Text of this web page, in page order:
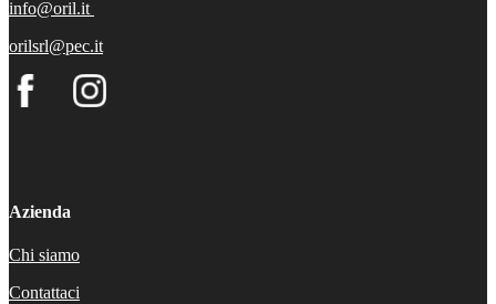
info@oril.it
orilsrl@pec.it
Azienda
Chi siamo
Contattaci